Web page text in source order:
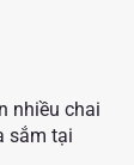
nhiều chai
sắm tại